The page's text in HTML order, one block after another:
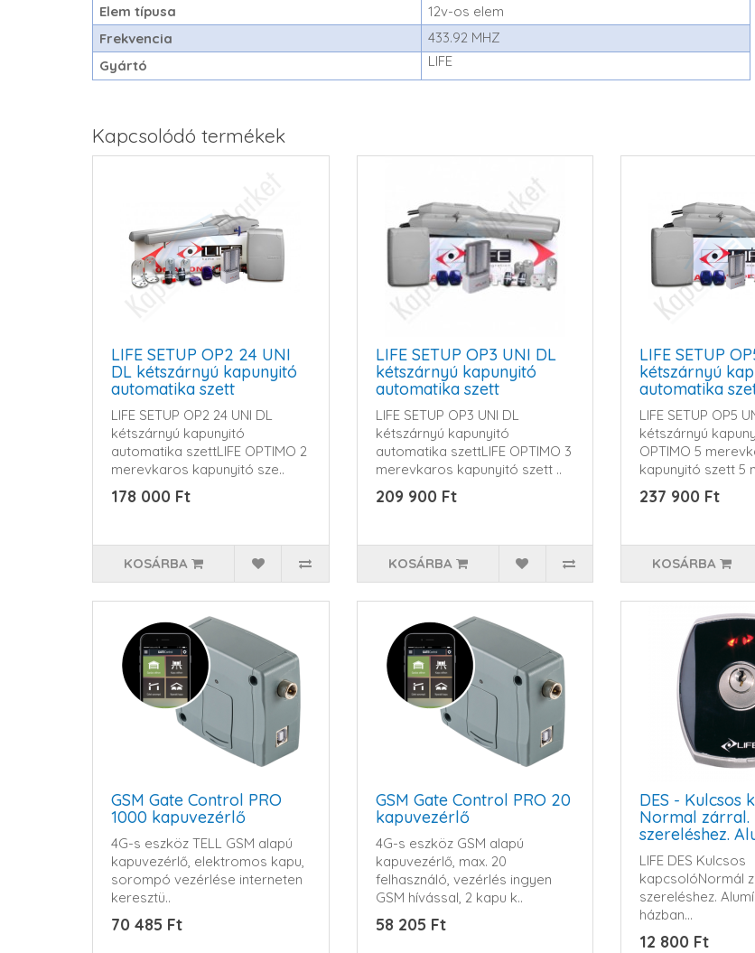
Elem típusa
12v-os elem
Frekvencia
433.92 MHZ
Gyártó
LIFE
Kapcsolódó termékek
LIFE SETUP OP2 24 UNI
DL kétszárnyú kapunyitó
automatika szett
LIFE SETUP OP2 24 UNI DL
kétszárnyú kapunyitó
automatika szettLIFE OPTIMO 2
merevkaros kapunyitó sze..
178 000 Ft
KOSÁRBA
LIFE SETUP OP3 UNI DL
kétszárnyú kapunyitó
automatika szett
LIFE SETUP OP3 UNI DL
kétszárnyú kapunyitó
automatika szettLIFE OPTIMO 3
merevkaros kapunyitó szett ..
209 900 Ft
KOSÁRBA
LIFE SETUP
kétszárnyú
automatika
LIFE SETUP OP5
kétszárnyú
OPTIMO 5
kapunyitó szett 5
237 900 Ft
KOSÁRBA
GSM Gate Control PRO
1000 kapuvezérlő
4G-s eszköz TELL GSM alapú
kapuvezérlő, elektromos kapu,
sorompó vezérlése interneten
keresztü..
70 485 Ft
GSM Gate Control PRO 20
kapuvezérlő
4G-s eszköz GSM alapú
kapuvezérlő, max. 20
felhasználó, vezérlés ingyen
GSM hívással, 2 kapu k..
58 205 Ft
DES - Kulcsos
Normal zárral.
szereléshez.
házban
LIFE DES Kulcsos
kapcsolóNormál
szereléshez.
házban...
12 800 Ft